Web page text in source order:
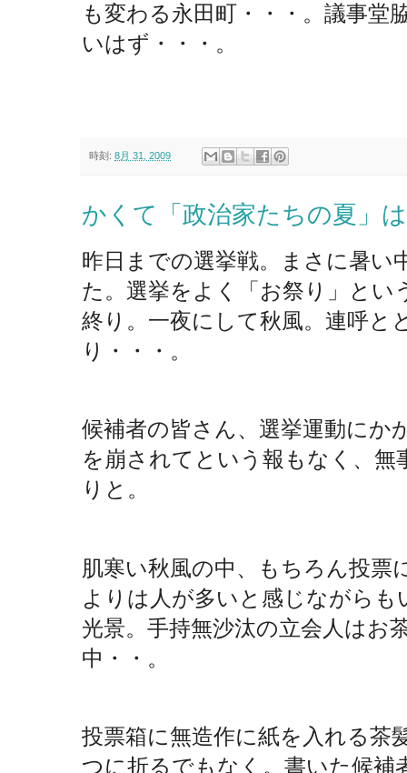
も変わる永田町・・・。議事堂
いはず・・・。
時刻: 8月 31, 2009
かくて「政治家たちの夏」
昨日までの選挙戦。まさに暑い
た。選挙をよく「お祭り」とい
終り。一夜にして秋風。連呼と
り・・・。
候補者の皆さん、選挙運動にか
を崩されてという報もなく、
りと。
肌寒い秋風の中、もちろん投票
よりは人が多いと感じながら
光景。手持無沙汰の立会人はお
中・・。
投票箱に無造作に紙を入れる茶
つに折るでもなく。書いた候補